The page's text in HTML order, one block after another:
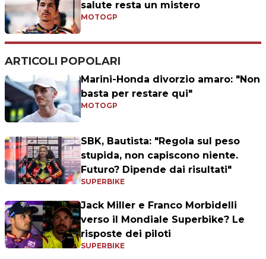
salute resta un mistero
MOTOGP
ARTICOLI POPOLARI
Marini-Honda divorzio amaro: "Non
basta per restare qui"
MOTOGP
SBK, Bautista: "Regola sul peso
stupida, non capiscono niente.
Futuro? Dipende dai risultati"
SUPERBIKE
Jack Miller e Franco Morbidelli
verso il Mondiale Superbike? Le
risposte dei piloti
SUPERBIKE